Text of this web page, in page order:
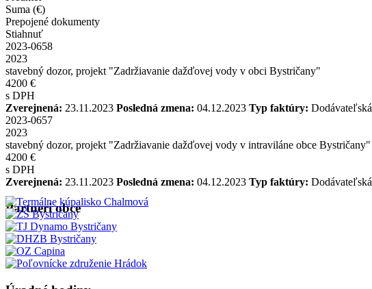
Suma (€)
Prepojené dokumenty
Stiahnuť
2023-0658
2023
stavebný dozor, projekt "Zadržiavanie dažďovej vody v obci Bystričany"
4200 €
s DPH
Zverejnená: 23.11.2023 Posledná zmena: 04.12.2023 Typ faktúry: Dodávateľská
2023-0657
2023
stavebný dozor, projekt "Zadržiavanie dažďovej vody v intraviláne obce Bystričany"
4200 €
s DPH
Zverejnená: 23.11.2023 Posledná zmena: 04.12.2023 Typ faktúry: Dodávateľská
Partneri obce